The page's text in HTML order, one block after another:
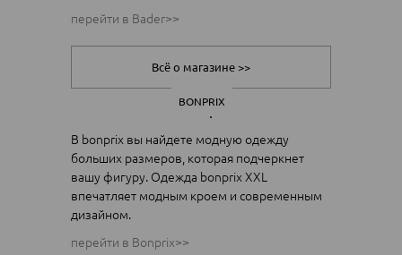
перейти в Bader>>
Всё о магазине >>
BONPRIX
В bonprix вы найдете модную одежду
больших размеров, которая подчеркнет
вашу фигуру. Одежда bonprix XXL
впечатляет модным кроем и современным
дизайном.
перейти в Bonprix>>